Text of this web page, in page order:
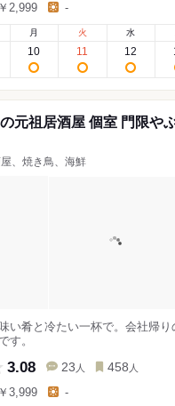
2,999 -
月
10
火
11
水
12
元祖居酒屋 個室 門限や
、焼き鳥、海鮮
い肴と冷たい一杯で。会社帰
す。
3.08 23 人 458 人
3,999 -